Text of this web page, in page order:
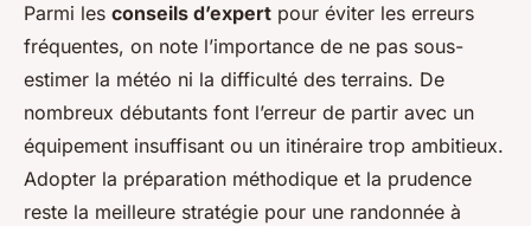
Parmi les conseils d’expert pour éviter les erreurs
fréquentes, on note l’importance de ne pas sous-
estimer la météo ni la difficulté des terrains. De
nombreux débutants font l’erreur de partir avec un
équipement insuffisant ou un itinéraire trop ambitieux.
Adopter la préparation méthodique et la prudence
reste la meilleure stratégie pour une randonnée à